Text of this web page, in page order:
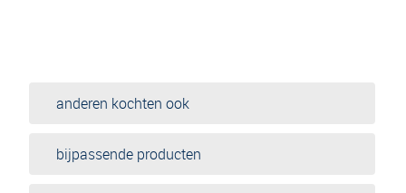
anderen kochten ook
bijpassende producten